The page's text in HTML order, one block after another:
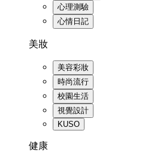
心理測驗
心情日記
美妝
美容彩妝
時尚流行
校園生活
視覺設計
KUSO
健康